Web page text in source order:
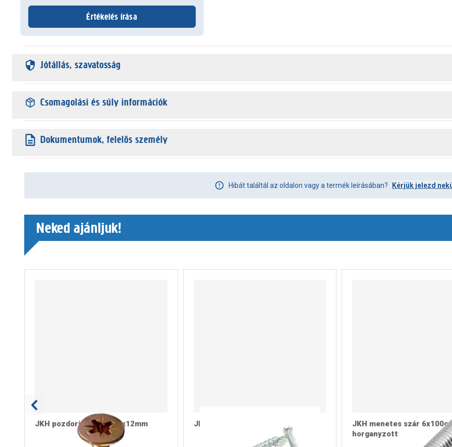
Értékelés írása
Jótállás, szavatosság
Csomagolási és súly információk
Dokumentumok, felelős személy
Hibát találtál az oldalon vagy a termék leírásában? Kérjük jelezd
Neked ajánljuk!
JKH pozdorjacsavar 2,5x12mm JKH tokrögzítő csavar 7,5x182
JKH menetes szár
horganyzott